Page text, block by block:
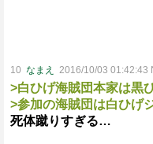
10 なまえ 2016/10/03 01:42:43
>白ひげ海賊団本家は黒
>参加の海賊団は白ひげ
死体蹴りすぎる…